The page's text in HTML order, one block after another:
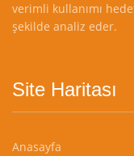
verimli kullanımı
şekilde analiz eder.
Site Haritası
Anasayfa